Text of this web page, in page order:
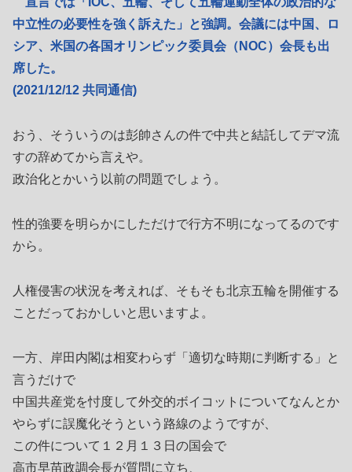
中立性の必要性を強く訴えた」と強調。会議には中国、ロ
シア、米国の各国オリンピック委員会（NOC）会長も出
席した。
(2021/12/12 共同通信)
おう、そういうのは彭帥さんの件で中共と結託してデマ流
すの辞めてから言えや。
政治化とかいう以前の問題でしょう。
性的強要を明らかにしただけで行方不明になってるのです
から。
人権侵害の状況を考えれば、そもそも北京五輪を開催する
ことだっておかしいと思いますよ。
一方、岸田内閣は相変わらず「適切な時期に判断する」と
言うだけで
中国共産党を忖度して外交的ボイコットについてなんとか
やらずに誤魔化そうという路線のようですが、
この件について１２月１３日の国会で
高市早苗政調会長が質問に立ち、